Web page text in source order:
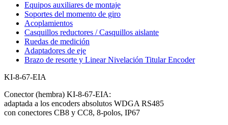
Equipos auxiliares de montaje
Soportes del momento de giro
Acoplamientos
Casquillos reductores / Casquillos aislante
Ruedas de medición
Adaptadores de eje
Brazo de resorte y Linear Nivelación Titular Encoder
KI-8-67-EIA
Conector (hembra) KI-8-67-EIA:
adaptada a los encoders absolutos WDGA RS485
con conectores CB8 y CC8, 8-polos, IP67